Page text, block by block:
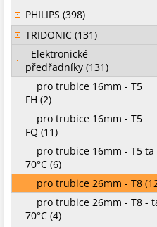
PHILIPS (398)
TRIDONIC (131)
Elektronické
předřadníky (131)
pro trubice 16mm - T5
FH (2)
pro trubice 16mm - T5
FQ (11)
pro trubice 16mm - T5 ta
70°C (6)
pro trubice 26mm - T8
pro trubice 26mm - T8 -
70°C (4)